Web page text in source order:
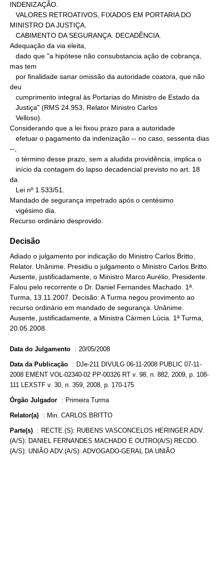
INDENIZAÇÃO.
MINISTRO DA JUSTIÇA.
Adequação da via eleita,
mas tem
deu
Considerando que a lei fixou prazo para a autoridade
--,
da
Mandado de segurança impetrado após o centésimo
Recurso ordinário desprovido.
Decisão
Adiado o julgamento por indicação do Ministro Carlos Britto,
Relator. Unânime. Presidiu o julgamento o Ministro Carlos Britto.
Ausente, justificadamente, o Ministro Marco Aurélio, Presidente.
Falou pelo recorrente o Dr. Daniel Fernandes Machado. 1ª.
Turma, 13.11.2007. Decisão: A Turma negou provimento ao
recurso ordinário em mandado de segurança. Unânime.
Ausente, justificadamente, a Ministra Cármen Lúcia. 1ª Turma,
20.05.2008.
Data do Julgamento : 20/05/2008
Data da Publicação : DJe-211 DIVULG 06-11-2008 PUBLIC 07-11-
2008 EMENT VOL-02340-02 PP-00326 RT v. 98, n. 882, 2009, p. 108-
111 LEXSTF v. 30, n. 359, 2008, p. 170-175
Órgão Julgador : Primeira Turma
Relator(a) : Min. CARLOS BRITTO
Parte(s) : RECTE.(S): RUBENS VASCONCELOS HERINGER ADV.
(A/S): DANIEL FERNANDES MACHADO E OUTRO(A/S) RECDO.
(A/S): UNIÃO ADV.(A/S): ADVOGADO-GERAL DA UNIÃO